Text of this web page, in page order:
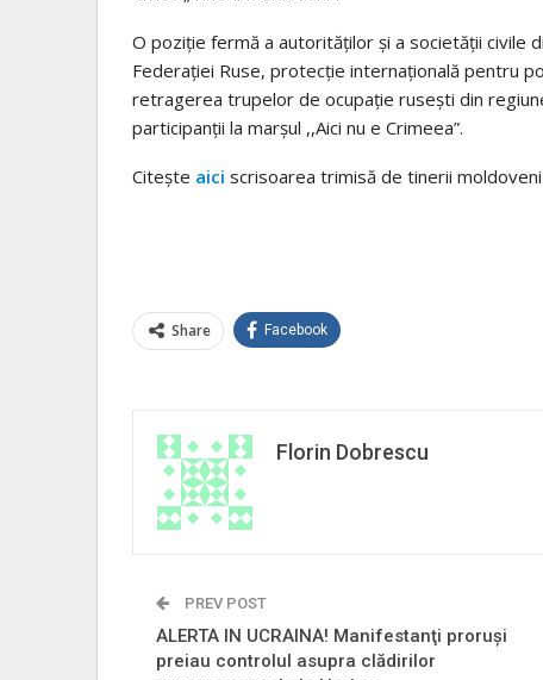
O poziție fermă a autorităților și a societății civile
Federației Ruse, protecție internațională pentru
retragerea trupelor de ocupație rusești din
participanții la marșul ,,Aici nu e Crimeea”.
Citește aici scrisoarea trimisă de tinerii moldoveni
Share Facebook
Florin Dobrescu
PREV POST
ALERTA IN UCRAINA! Manifestanţi proruşi
preiau controlul asupra clădirilor